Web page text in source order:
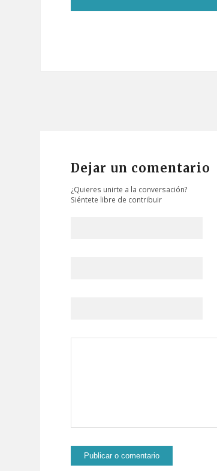
Dejar un comentario
¿Quieres unirte a la conversación?
Siéntete libre de contribuir